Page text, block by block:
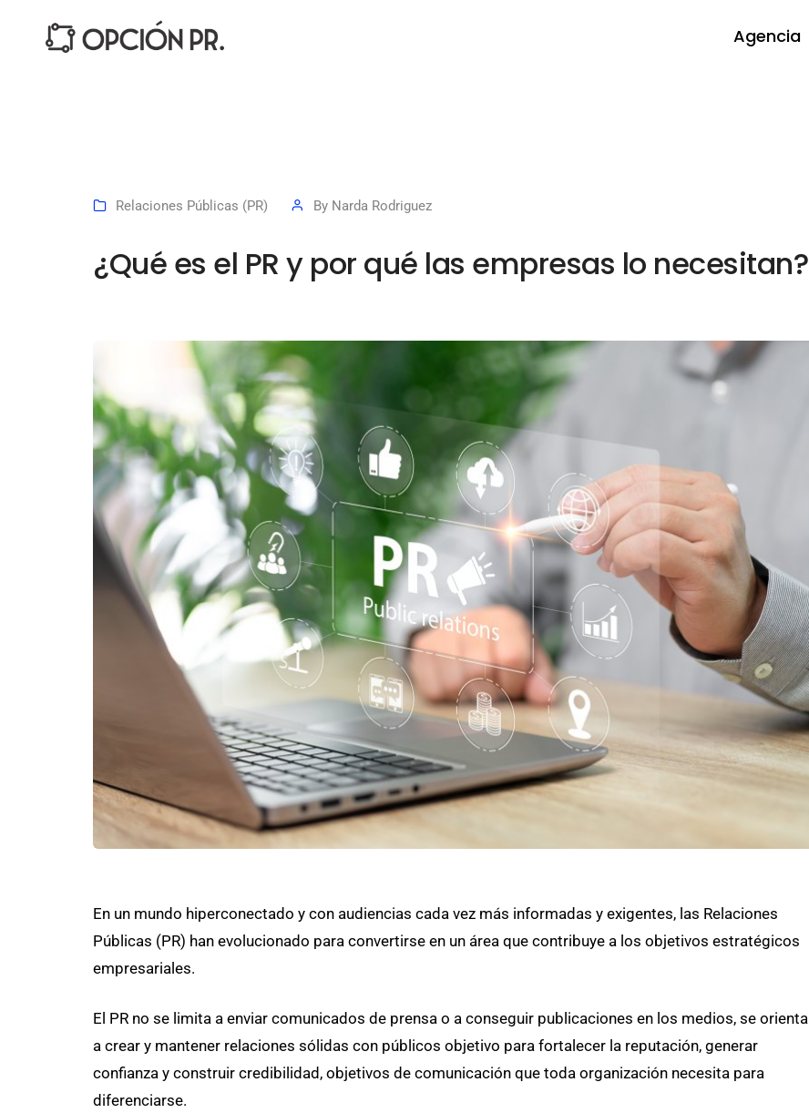
Agencia
Relaciones Públicas (PR) By Narda Rodriguez
¿Qué es el PR y por qué las empresas lo necesitan?
En un mundo hiperconectado y con audiencias cada vez más informadas y exigentes, las Relaciones
Públicas (PR) han evolucionado para convertirse en un área que contribuye a los objetivos estratégicos
empresariales.
El PR no se limita a enviar comunicados de prensa o a conseguir publicaciones en los medios, se orienta
a crear y mantener relaciones sólidas con públicos objetivo para fortalecer la reputación, generar
confianza y construir credibilidad, objetivos de comunicación que toda organización necesita para
diferenciarse.